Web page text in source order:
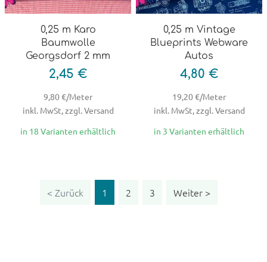
0,25 m Karo
Baumwolle
Georgsdorf 2 mm
2,45 €
9,80 €/Meter
inkl. MwSt, zzgl. Versand
in 18 Varianten erhältlich
0,25 m Vintage
Blueprints Webware
Autos
4,80 €
19,20 €/Meter
inkl. MwSt, zzgl. Versand
in 3 Varianten erhältlich
< Zurück 1 2 3 Weiter >Weiter